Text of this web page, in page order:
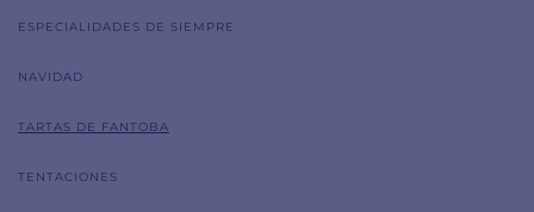
ESPECIALIDADES DE SIEMPRE
NAVIDAD
TARTAS DE FANTOBA
TENTACIONES